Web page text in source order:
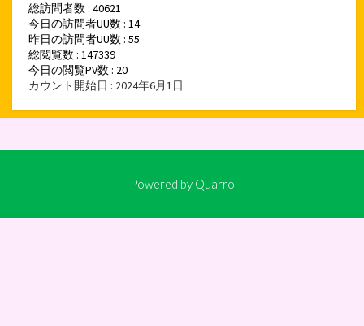
総訪問者数 : 40621
今日の訪問者UU数 : 14
昨日の訪問者UU数 : 55
総閲覧数 : 147339
今日の閲覧PV数 : 20
カウント開始日 : 2024年6月1日
Powered by Quarro